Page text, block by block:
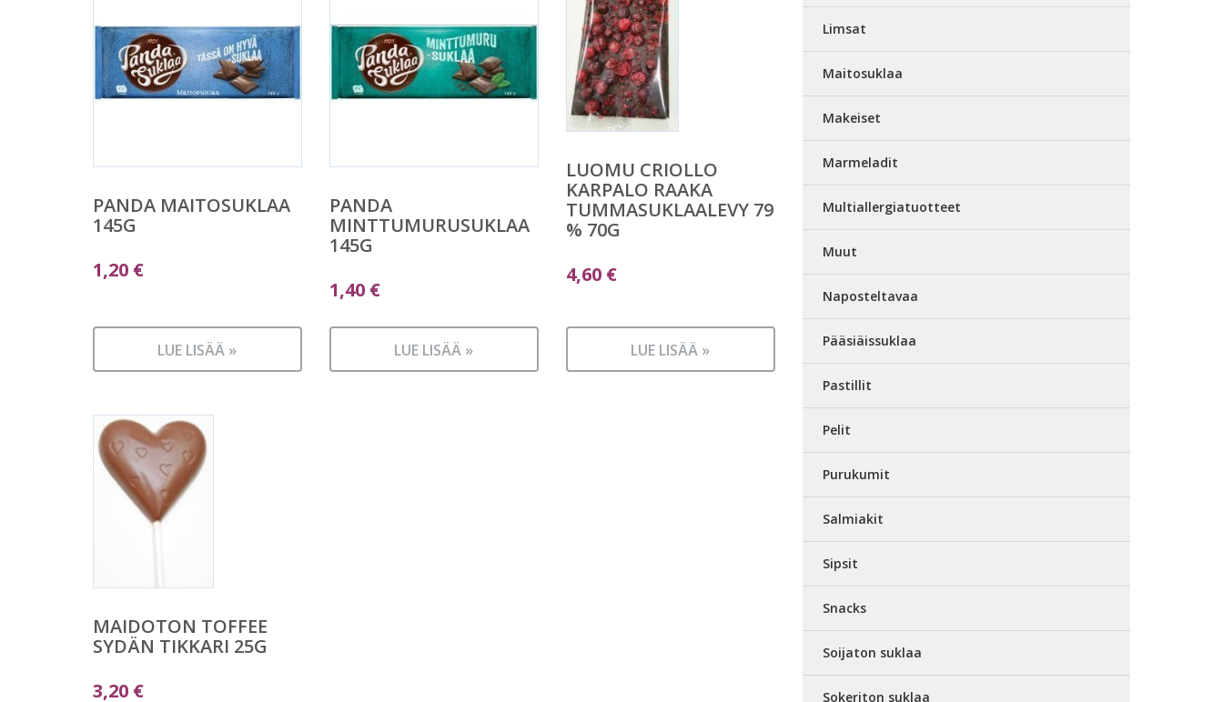
PANDA MAITOSUKLAA
145G
1,20 €
LUE LISÄÄ »
PANDA
MINTTUMURUSUKLAA
145G
1,40 €
LUE LISÄÄ »
LUOMU CRIOLLO
KARPALO RAAKA
TUMMASUKLAALEVY 79
% 70G
4,60 €
LUE LISÄÄ »
MAIDOTON TOFFEE
SYDÄN TIKKARI 25G
3,20 €
Limsat
Maitosuklaa
Makeiset
Marmeladit
Multiallergiatuotteet
Muut
Naposteltavaa
Pääsiäissuklaa
Pastillit
Pelit
Purukumit
Salmiakit
Sipsit
Snacks
Soijaton suklaa
Sokeriton suklaa